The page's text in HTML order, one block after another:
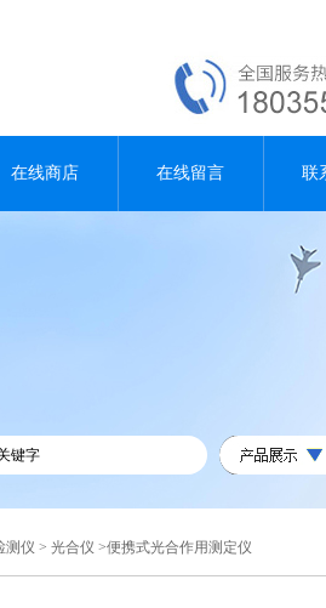
在线商店 在线留言 联
测仪 > 光合仪 >便携式光合作用测定仪